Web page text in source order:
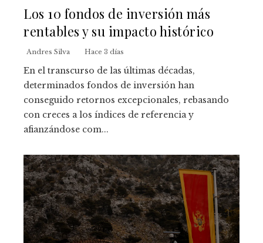
Los 10 fondos de inversión más
rentables y su impacto histórico
Andres Silva Hace 3 días
En el transcurso de las últimas décadas,
determinados fondos de inversión han
conseguido retornos excepcionales, rebasando
con creces a los índices de referencia y
afianzándose com...